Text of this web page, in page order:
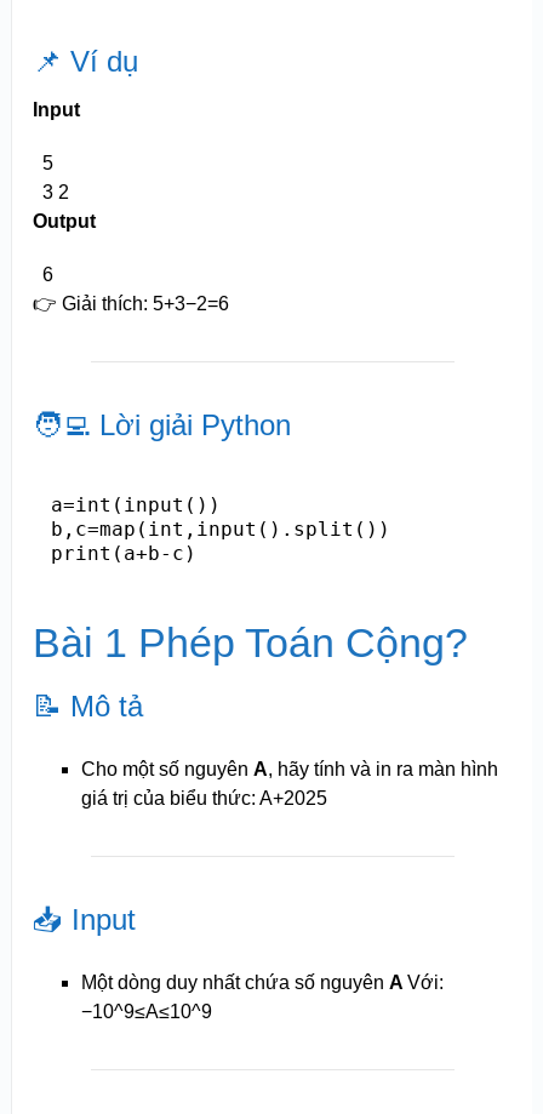
📌 Ví dụ
Input
5
3 2
Output
6
👉 Giải thích: 5+3−2=6
🧑‍💻 Lời giải Python
a=int(input())
b,c=map(int,input().split())
print(a+b-c)
Bài 1 Phép Toán Cộng?
📝 Mô tả
Cho một số nguyên A, hãy tính và in ra màn hình
giá trị của biểu thức: A+2025
📥 Input
Một dòng duy nhất chứa số nguyên A Với:
−10^9≤A≤10^9